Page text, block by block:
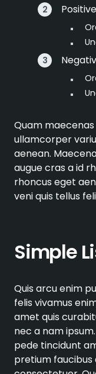
Quam
ullamcorper
aenean.
augue cras a id
rhoncus eget
veni quis tellus
Simple
Quis arcu enim
felis vivamus
amet quis
nec a nam
pede tincidunt
pretium